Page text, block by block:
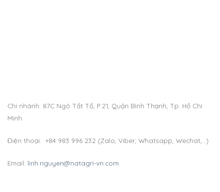
Chi nhánh: 87C Ngô Tất Tố, P.21, Quận Bình Thạnh, Tp. Hồ Chí
Minh
Điện thoại: +84 983 996 232 (Zalo, Viber, Whatsapp, Wechat,…)
Email: linh.nguyen@natagri-vn.com